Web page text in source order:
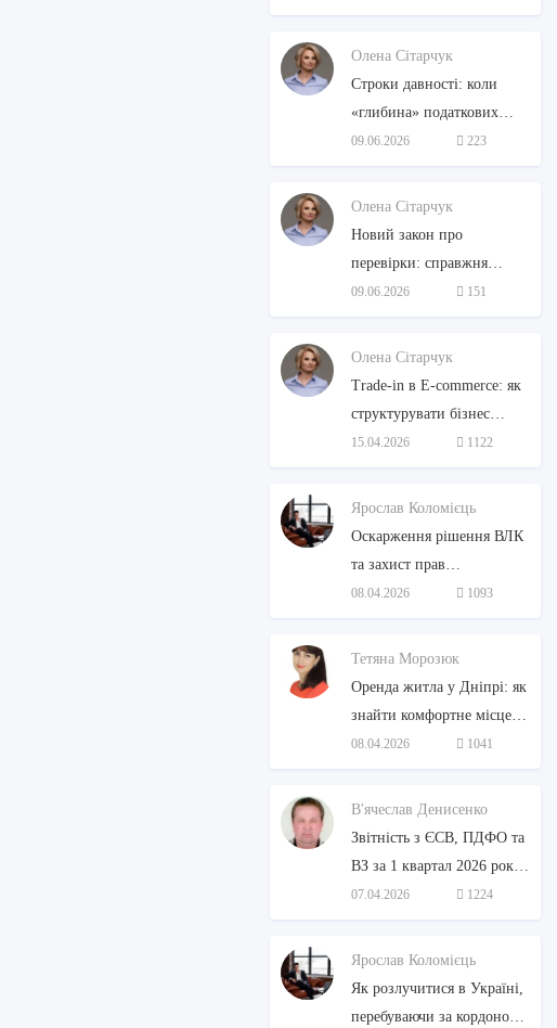
Олена Сітарчук
Строки давності: коли
«глибина» податкових
перевірок знову стане
стандартною?
09.06.2026 223
Олена Сітарчук
Новий закон про
перевірки: справжня
дерегуляція чи чергова
декларація?
09.06.2026 151
Олена Сітарчук
Trade-in в E-commerce: як
структурувати бізнес
вживаної техніки та не
«згоріти» на податках
15.04.2026 1122
Ярослав Коломієць
Оскарження рішення ВЛК
та захист прав
військовозобов'язаних:
покроковий алгоритм від
адвоката
08.04.2026 1093
Тетяна Морозюк
Оренда житла у Дніпрі: як
знайти комфортне місце
для життя (юридичні та
інші аспекти)
08.04.2026 1041
В'ячеслав Денисенко
Звітність з ЄСВ, ПДФО та
ВЗ за 1 квартал 2026 року
ФОП подають за старою
формою
07.04.2026 1224
Ярослав Коломієць
Як розлучитися в Україні,
перебуваючи за кордоном: